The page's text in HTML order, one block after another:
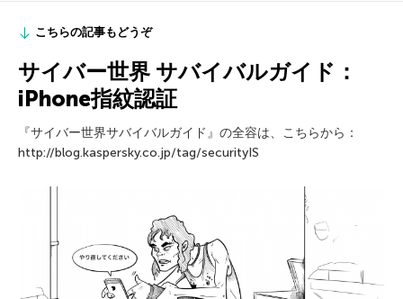
こちらの記事もどうぞ
サイバー世界 サバイバルガイド：
iPhone指紋認証
『サイバー世界サバイバルガイド』の全容は、こちらから：
http://blog.kaspersky.co.jp/tag/securityIS